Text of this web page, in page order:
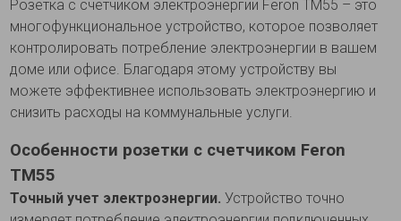
Розетка с счетчиком электроэнергии Feron TM55 – это
многофункциональное устройство, которое позволяет
контролировать потребление электроэнергии в вашем
доме или офисе. Благодаря этому устройству вы
можете эффективнее использовать электроэнергию и
снизить расходы на коммунальные услуги.
Особенности розетки с счетчиком Feron
TM55
Точный учет электроэнергии. Устройство точно